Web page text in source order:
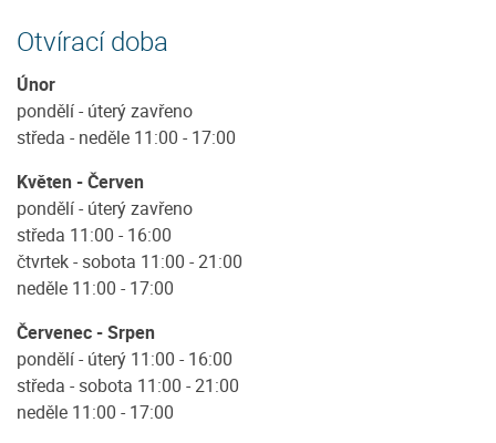
Otvírací doba
Únor
pondělí - úterý zavřeno
středa - neděle 11:00 - 17:00
Květen - Červen
pondělí - úterý zavřeno
středa 11:00 - 16:00
čtvrtek - sobota 11:00 - 21:00
neděle 11:00 - 17:00
Červenec - Srpen
pondělí - úterý 11:00 - 16:00
středa - sobota 11:00 - 21:00
neděle 11:00 - 17:00